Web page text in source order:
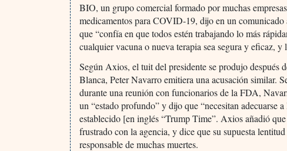
BIO, un grupo comercial formado por muchas
medicamentos para COVID-19, dijo en un
que “confía en que todos estén trabajando lo más
cualquier vacuna o nueva terapia sea segura y eficaz, y
Según Axios, el tuit del presidente se produjo después
Blanca, Peter Navarro emitiera una acusación similar.
durante una reunión con funcionarios de la FDA,
un “estado profundo” y dijo que “necesitan adecuarse
establecido [en inglés “Trump Time”. Axios añadió
frustrado con la agencia, y dice que su supuesta
responsable de muchas muertes.